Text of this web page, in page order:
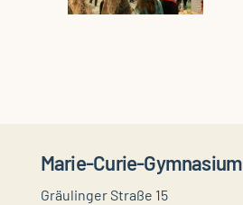
Marie-Curie-Gymnasium
Gräulinger Straße 15